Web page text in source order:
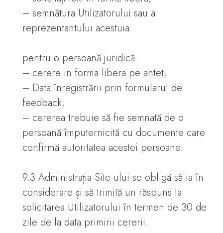
– semnătura Utilizatorului sau a
reprezentantului acestuia.
pentru o persoană juridică:
– cerere in forma libera pe antet;
– Data înregistrării prin formularul de
feedback;
– cererea trebuie să fie semnată de o
persoană împuternicită cu documente care
confirmă autoritatea acestei persoane.
9.3 Administrația Site-ului se obligă să ia în
considerare și să trimită un răspuns la
solicitarea Utilizatorului în termen de 30 de
zile de la data primirii cererii.